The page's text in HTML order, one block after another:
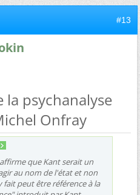
#13
la psychanalyse
Onfray
que Kant serait un
au nom de l'état et non
peut être référence à la